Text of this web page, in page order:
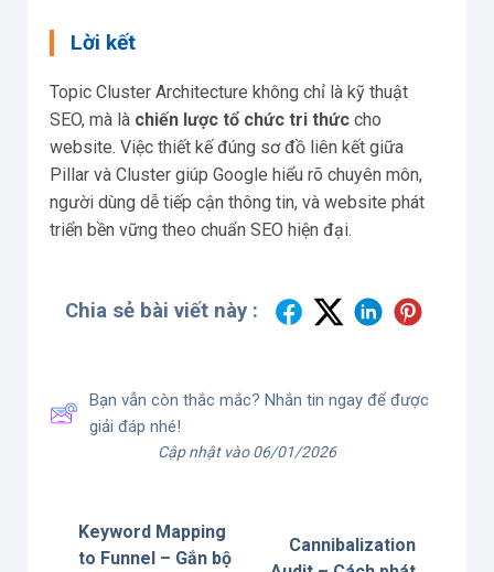
Lời kết
Topic Cluster Architecture không chỉ là kỹ thuật
SEO, mà là chiến lược tổ chức tri thức cho
website. Việc thiết kế đúng sơ đồ liên kết giữa
Pillar và Cluster giúp Google hiểu rõ chuyên môn,
người dùng dễ tiếp cận thông tin, và website phát
triển bền vững theo chuẩn SEO hiện đại.
Chia sẻ bài viết này :
Bạn vẫn còn thắc mắc? Nhắn tin ngay để được
giải đáp nhé!
Cập nhật vào 06/01/2026
Keyword Mapping
to Funnel – Gắn bộ
Cannibalization